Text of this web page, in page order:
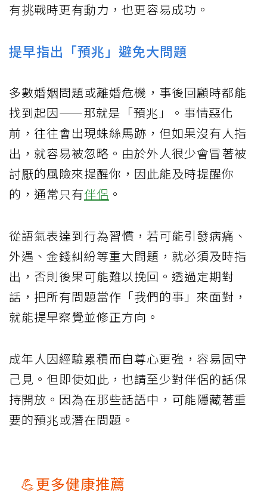
有挑戰時更有動力，也更容易成功。
提早指出「預兆」避免大問題
多數婚姻問題或離婚危機，事後回顧時都能
找到起因——那就是「預兆」。事情惡化
前，往往會出現蛛絲馬跡，但如果沒有人指
出，就容易被忽略。由於外人很少會冒著被
討厭的風險來提醒你，因此能及時提醒你
的，通常只有伴侶 。
從語氣表達到行為習慣，若可能引發病痛、
外遇、金錢糾紛等重大問題，就必須及時指
出，否則後果可能難以挽回。透過定期對
話，把所有問題當作「我們的事」來面對，
就能提早察覺並修正方向。
成年人因經驗累積而自尊心更強，容易固守
己見。但即使如此，也請至少對伴侶的話保
持開放。因為在那些話語中，可能隱藏著重
要的預兆或潛在問題。
💪更多健康推薦